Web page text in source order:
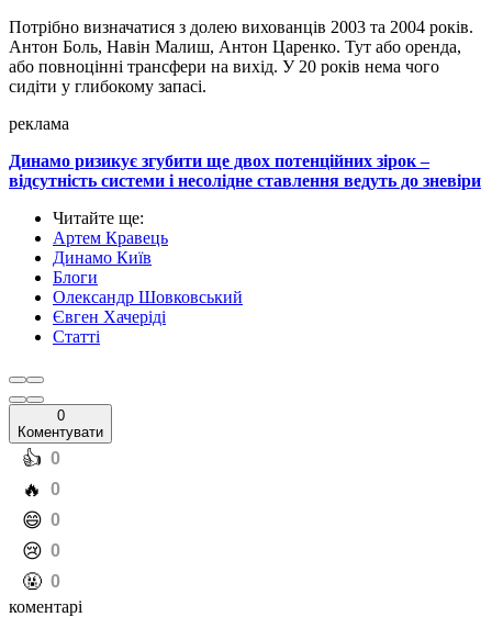
Потрібно визначатися з долею вихованців 2003 та 2004 років.
Антон Боль, Навін Малиш, Антон Царенко. Тут або оренда,
або повноцінні трансфери на вихід. У 20 років нема чого
сидіти у глибокому запасі.
реклама
Динамо ризикує згубити ще двох потенційних зірок –
відсутність системи і несолідне ставлення ведуть до зневіри
Читайте ще:
Артем Кравець
Динамо Київ
Блоги
Олександр Шовковський
Євген Хачеріді
Статті
0
Коментувати
️👍 0
️🔥 0
️😄 0
️😢 0
️🤬 0
коментарі